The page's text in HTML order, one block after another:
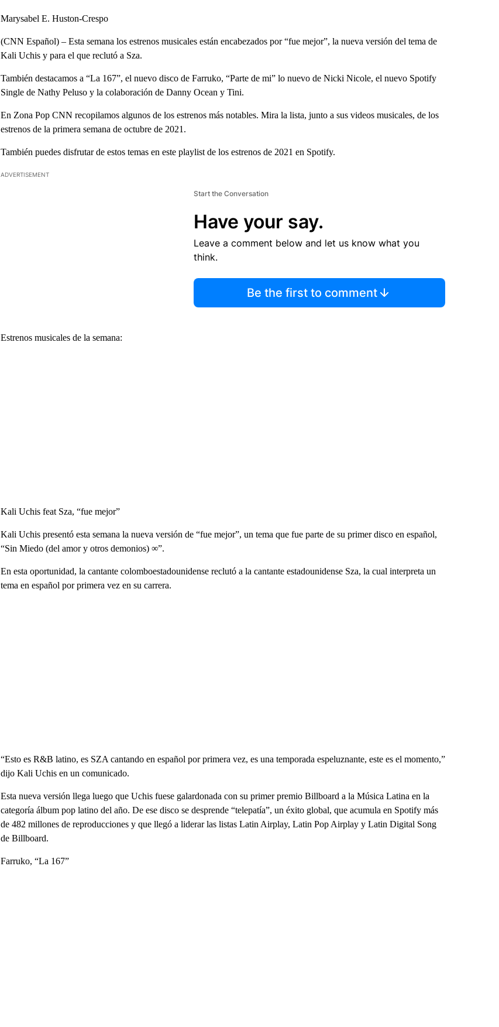
Marysabel E. Huston-Crespo
(CNN Español) – Esta semana los estrenos musicales están encabezados por “fue mejor”, la nueva versión del tema de
Kali Uchis y para el que reclutó a Sza.
También destacamos a “La 167”, el nuevo disco de Farruko, “Parte de mi” lo nuevo de Nicki Nicole, el nuevo Spotify
Single de Nathy Peluso y la colaboración de Danny Ocean y Tini.
En Zona Pop CNN recopilamos algunos de los estrenos más notables. Mira la lista, junto a sus videos musicales, de los
estrenos de la primera semana de octubre de 2021.
También puedes disfrutar de estos temas en este playlist de los estrenos de 2021 en Spotify.
ADVERTISEMENT
Start the Conversation
Have your say.
Leave a comment below and let us know what you
think.
Be the first to comment
Estrenos musicales de la semana:
Kali Uchis feat Sza, “fue mejor”
Kali Uchis presentó esta semana la nueva versión de “fue mejor”, un tema que fue parte de su primer disco en español,
“Sin Miedo (del amor y otros demonios) ∞”.
En esta oportunidad, la cantante colomboestadounidense reclutó a la cantante estadounidense Sza, la cual interpreta un
tema en español por primera vez en su carrera.
“Esto es R&B latino, es SZA cantando en español por primera vez, es una temporada espeluznante, este es el momento,”
dijo Kali Uchis en un comunicado.
Esta nueva versión llega luego que Uchis fuese galardonada con su primer premio Billboard a la Música Latina en la
categoría álbum pop latino del año. De ese disco se desprende “telepatía”, un éxito global, que acumula en Spotify más
de 482 millones de reproducciones y que llegó a liderar las listas Latin Airplay, Latin Pop Airplay y Latin Digital Song
de Billboard.
Farruko, “La 167”